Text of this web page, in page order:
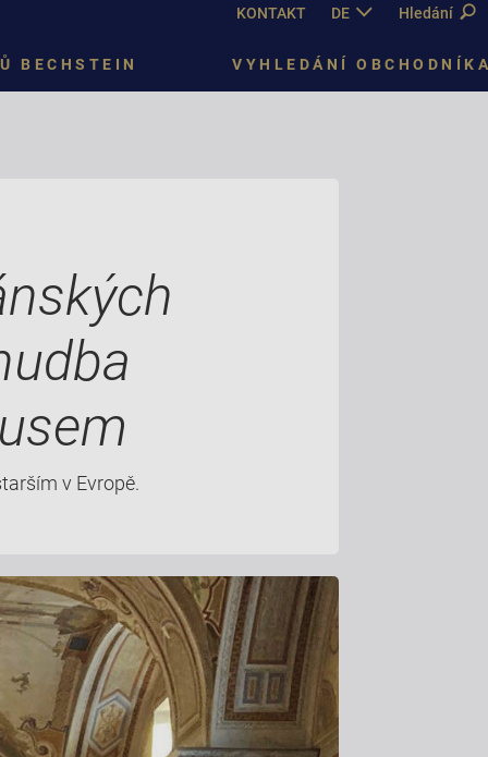
KONTAKT DE CZ
Hledání
BECHSTEIN VYHLEDÁNÍ
v Evropě.